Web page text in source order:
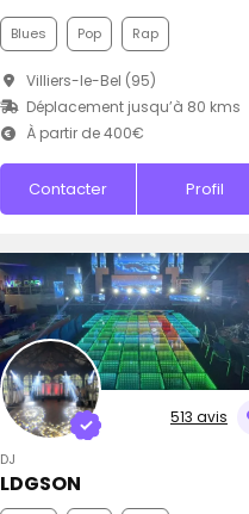
Blues Pop Rap
Villiers-le-Bel (95)
Déplacement jusqu’à 80 kms
À partir de 400€
Contacter Profil
513 avis
DJ
LDGSON